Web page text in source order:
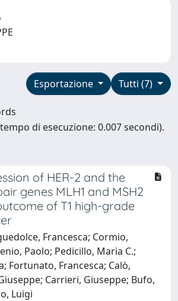
Tutti (7)
Esportazione
di esecuzione: 0.007 secondi).
of HER-2 and the
genes MLH1 and MSH2
of T1 high-grade
Francesca; Cormio,
Paolo; Pedicillo, Maria C.;
Fortunato, Francesca; Calò,
Carrieri, Giuseppe; Bufo,
Luigi